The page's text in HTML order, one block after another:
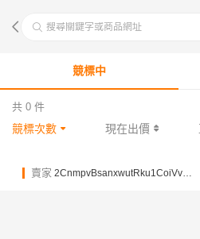
搜尋關鍵字或商品網址
競標中
共 0 件
競標次數 現在出價
賣家 2CnmpvBsanxwutRku1CoiVvxSZfos